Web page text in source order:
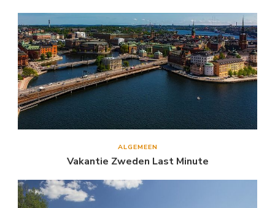
ALGEMEEN
Vakantie Zweden Last Minute